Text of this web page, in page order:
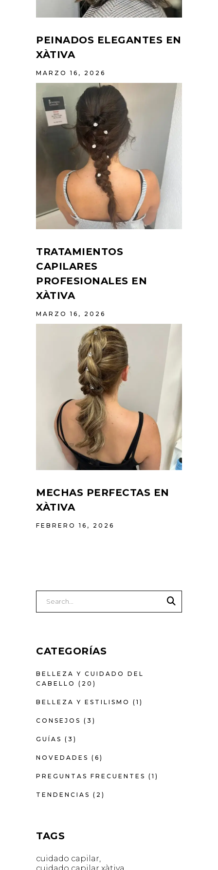
PEINADOS ELEGANTES EN
XÀTIVA
MARZO 16, 2026
TRATAMIENTOS
CAPILARES
PROFESIONALES EN
XÀTIVA
MARZO 16, 2026
MECHAS PERFECTAS EN
XÀTIVA
FEBRERO 16, 2026
CATEGORÍAS
BELLEZA Y CUIDADO DEL
CABELLO
(20)
BELLEZA Y ESTILISMO (1)
CONSEJOS (3)
GUÍAS (3)
NOVEDADES (6)
PREGUNTAS FRECUENTES (1)
TENDENCIAS (2)
TAGS
cuidado capilar